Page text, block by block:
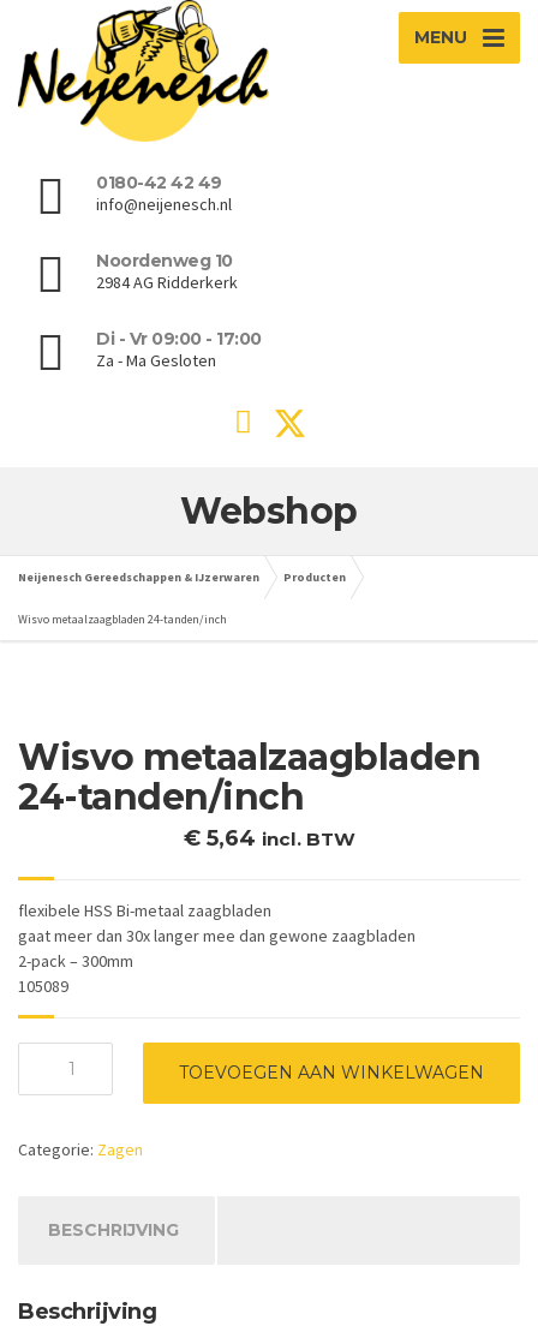
MENU
0180-42 42 49
info@neijenesch.nl
Noordenweg 10
2984 AG Ridderkerk
Di - Vr 09:00 - 17:00
Za - Ma Gesloten
Webshop
Neijenesch Gereedschappen & IJzerwaren Producten
Wisvo metaalzaagbladen 24-tanden/inch
Wisvo metaalzaagbladen
24-tanden/inch
€5,64 incl. BTW
flexibele HSS Bi-metaal zaagbladen
gaat meer dan 30x langer mee dan gewone zaagbladen
2-pack – 300mm
105089
metaalzaagbladen
aantal
TOEVOEGEN AAN WINKELWAGEN
Categorie: Zagen
BESCHRIJVING
Beschrijving